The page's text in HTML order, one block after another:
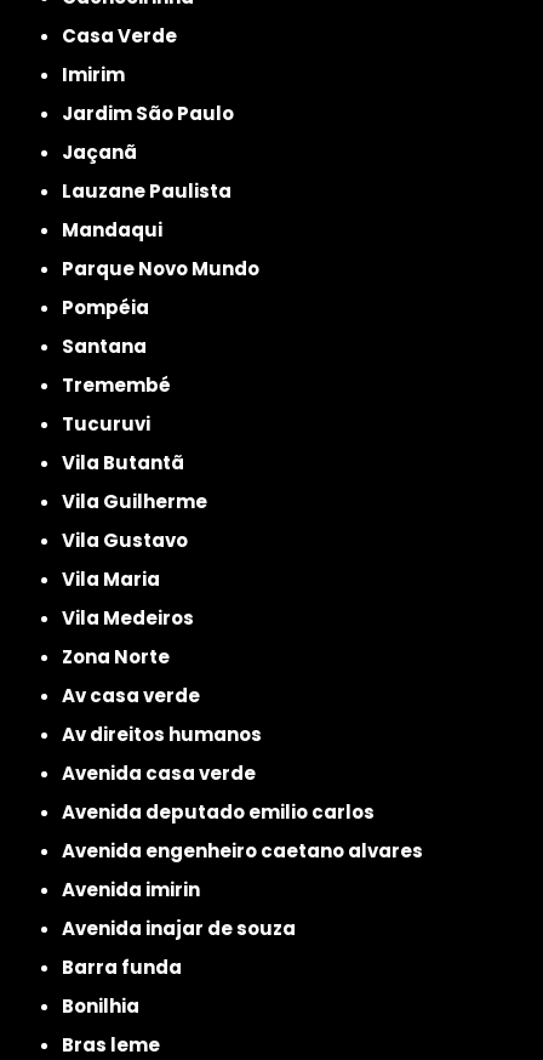
Casa Verde
Imirim
Jardim São Paulo
Jaçanã
Lauzane Paulista
Mandaqui
Parque Novo Mundo
Pompéia
Santana
Tremembé
Tucuruvi
Vila Butantã
Vila Guilherme
Vila Gustavo
Vila Maria
Vila Medeiros
Zona Norte
av casa verde
av direitos humanos
avenida casa verde
avenida deputado emilio carlos
avenida engenheiro caetano alvares
avenida imirin
avenida inajar de souza
barra funda
bonilhia
bras leme